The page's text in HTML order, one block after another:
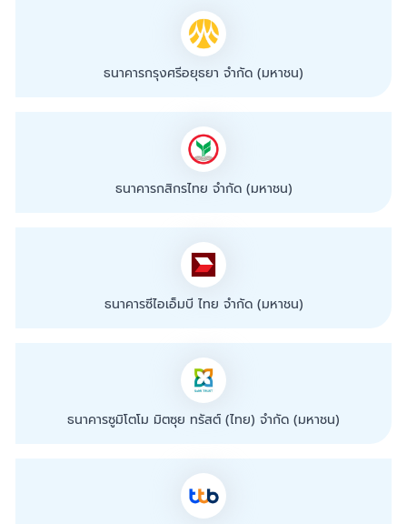
ธนาคารกรุงศรีอยุธยา จำกัด (มหาชน)
ธนาคารกสิกรไทย จำกัด (มหาชน)
ธนาคารซีไอเอ็มบี ไทย จำกัด (มหาชน)
ธนาคารซูมิโตโม มิตซุย ทรัสต์ (ไทย) จำกัด (มหาชน)